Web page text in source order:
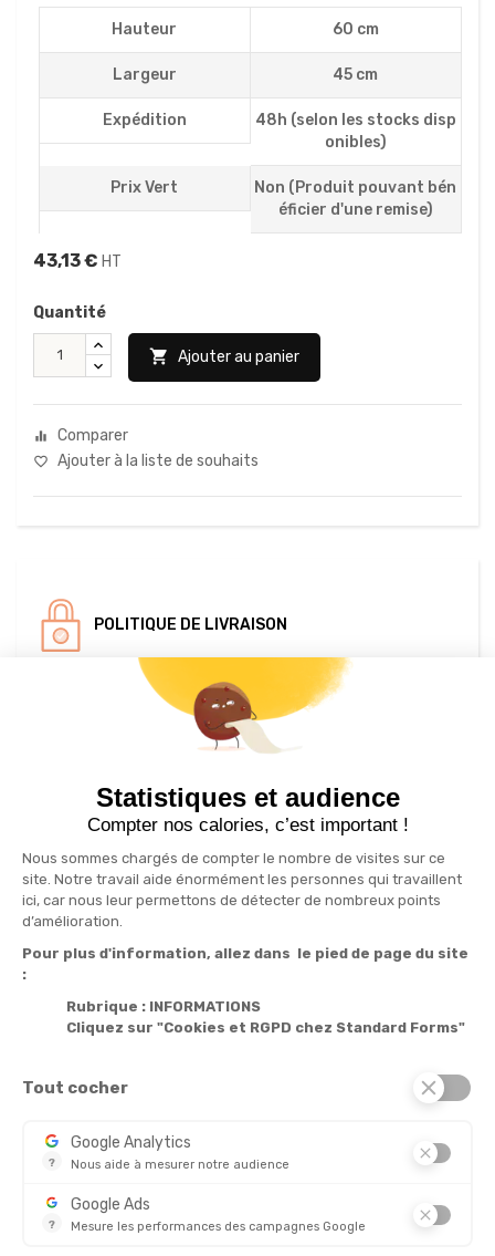
Hauteur 60 cm
Largeur 45 cm
Expédition
48h (selon les stocks disp
onibles)
Prix Vert
Non (Produit pouvant bén
éficier d'une remise)
43,13 € HT
Quantité
 Ajouter au panier
equalizer Comparer
favorite_border Ajouter à la liste de souhaits
POLITIQUE DE LIVRAISON
Recevez nos actualités par e-mail en vous abonnant
Informations
Produits 
Notre société
Statistiques et audience
Compter nos calories, c’est important !
Nous sommes chargés de compter le nombre de visites sur ce
site. Notre travail aide énormément les personnes qui travaillent
ici, car nous leur permettons de détecter de nombreux points
d’amélioration.
Pour plus d'information, allez dans le pied de page du site
:
Rubrique : INFORMATIONS
Cliquez sur "Cookies et RGPD chez Standard Forms"
Tout cocher
?
Google Analytics
Nous aide à mesurer notre audience
?
Google Ads
Mesure les performances des campagnes Google